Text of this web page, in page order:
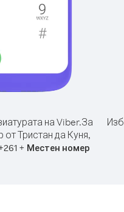
на Viber.За
Тристан да Куня,
261+ Местен номер